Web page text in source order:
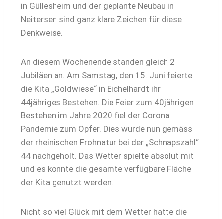
in Güllesheim und der geplante Neubau in
Neitersen sind ganz klare Zeichen für diese
Denkweise.
An diesem Wochenende standen gleich 2
Jubiläen an. Am Samstag, den 15. Juni feierte
die Kita „Goldwiese“ in Eichelhardt ihr
44jähriges Bestehen. Die Feier zum 40jährigen
Bestehen im Jahre 2020 fiel der Corona
Pandemie zum Opfer. Dies wurde nun gemäss
der rheinischen Frohnatur bei der „Schnapszahl“
44 nachgeholt. Das Wetter spielte absolut mit
und es konnte die gesamte verfügbare Fläche
der Kita genutzt werden.
Nicht so viel Glück mit dem Wetter hatte die